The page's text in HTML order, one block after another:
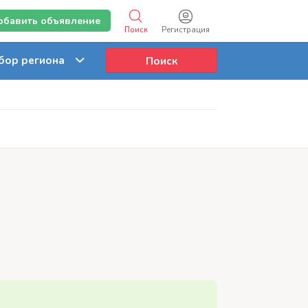
Регистрация
Поиск
объявление
Поиск